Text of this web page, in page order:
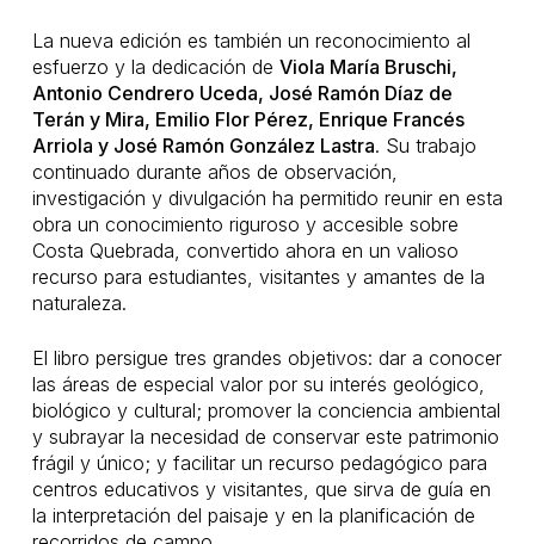
La nueva edición es también un reconocimiento al
esfuerzo y la dedicación de Viola María Bruschi,
Antonio Cendrero Uceda, José Ramón Díaz de
Terán y Mira, Emilio Flor Pérez, Enrique Francés
Arriola y José Ramón González Lastra. Su trabajo
continuado durante años de observación,
investigación y divulgación ha permitido reunir en esta
obra un conocimiento riguroso y accesible sobre
Costa Quebrada, convertido ahora en un valioso
recurso para estudiantes, visitantes y amantes de la
naturaleza.
El libro persigue tres grandes objetivos: dar a conocer
las áreas de especial valor por su interés geológico,
biológico y cultural; promover la conciencia ambiental
y subrayar la necesidad de conservar este patrimonio
frágil y único; y facilitar un recurso pedagógico para
centros educativos y visitantes, que sirva de guía en
la interpretación del paisaje y en la planificación de